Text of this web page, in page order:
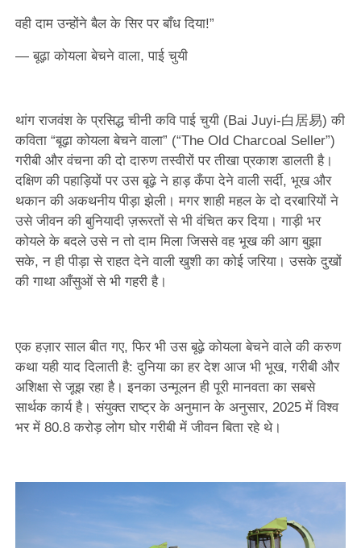
वही दाम उन्होंने बैल के सिर पर बाँध दिया!”
— बूढ़ा कोयला बेचने वाला, पाई चुयी
थांग राजवंश के प्रसिद्ध चीनी कवि पाई चुयी (Bai Juyi-白居易) की
कविता “बूढ़ा कोयला बेचने वाला” (“The Old Charcoal Seller”)
गरीबी और वंचना की दो दारुण तस्वीरों पर तीखा प्रकाश डालती है।
दक्षिण की पहाड़ियों पर उस बूढ़े ने हाड़ कँपा देने वाली सर्दी, भूख और
थकान की अकथनीय पीड़ा झेली। मगर शाही महल के दो दरबारियों ने
उसे जीवन की बुनियादी ज़रूरतों से भी वंचित कर दिया। गाड़ी भर
कोयले के बदले उसे न तो दाम मिला जिससे वह भूख की आग बुझा
सके, न ही पीड़ा से राहत देने वाली खुशी का कोई जरिया। उसके दुखों
की गाथा आँसुओं से भी गहरी है।
एक हज़ार साल बीत गए, फिर भी उस बूढ़े कोयला बेचने वाले की करुण
कथा यही याद दिलाती है: दुनिया का हर देश आज भी भूख, गरीबी और
अशिक्षा से जूझ रहा है। इनका उन्मूलन ही पूरी मानवता का सबसे
सार्थक कार्य है। संयुक्त राष्ट्र के अनुमान के अनुसार, 2025 में विश्व
भर में 80.8 करोड़ लोग घोर गरीबी में जीवन बिता रहे थे।